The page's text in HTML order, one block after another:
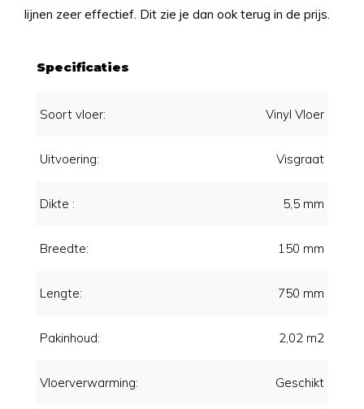
lijnen zeer effectief. Dit zie je dan ook terug in de prijs.
Specificaties
Soort vloer: Vinyl Vloer
Uitvoering: Visgraat
Dikte : 5,5 mm
Breedte: 150 mm
Lengte: 750 mm
Pakinhoud: 2,02 m2
Vloerverwarming: Geschikt